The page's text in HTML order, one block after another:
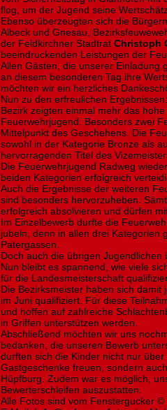
flog, um der Jugend seine
Ebenso überzeugten sich die
Albeck und Gnesau,
der Feldkirchner Stadtrat Christoph
beeindruckenden Leistungen der
Allen Gästen, die unserer Einladung
an diesem besonderen Tag ihre
möchten wir ein herzliches
Nun zu den erfreulichen
Bezirk zeigten einmal mehr das
Feuerwehrjugend. Besonders zwei
Mittelpunkt des Geschehens. Die
sowohl in der Kategorie Bronze als
hervorragenden Titel des
Die Feuerwehrjugend Radweg
beiden Kategorien erfolgreich
Auch die Ergebnisse der weiteren
sind besonders hervorzuheben.
erfolgreich absolvieren und dürfen
Im Einzelbewerb durfte die
jubeln, denn in allen drei Kategorien
Patergassen.
Doch auch die übrigen
Nun bleibt es spannend, wie viele
für die Landesmeisterschaft
Die Bezirksmeister haben sich
im Juni qualifiziert. Für diese
und hoffen auf zahlreiche
in Griffen unterstützen werden.
Abschließend möchten wir uns
bedanken, die unseren Bewerb
durften sich die Kinder nicht nur
Gastgeschenke freuen, sondern
Hüpfburg. Zudem war es möglich,
Bewerterschleifen auszustatten.
Alle Fotos sind vom Fenstergucker ©